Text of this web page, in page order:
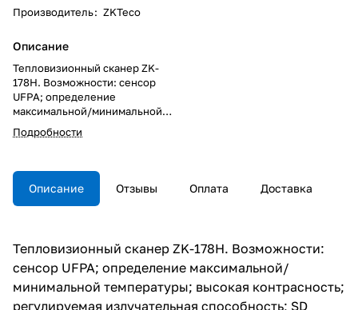
Производитель: ZKTeco
Описание
Тепловизионный сканер ZK-
178H. Возможности: сенсор
UFPA; определение
максимальной/минимальной
температуры; высокая
контрасность; регулируемая
карта; диапазон температур 30-
45C; термо-разрешение
160x120; звуковое оповещение;
Подробности
Описание Отзывы Оплата Доставка
Тепловизионный сканер ZK-178H. Возможности:
сенсор UFPA; определение максимальной/
минимальной температуры; высокая контрасность;
регулируемая излучательная способность; SD